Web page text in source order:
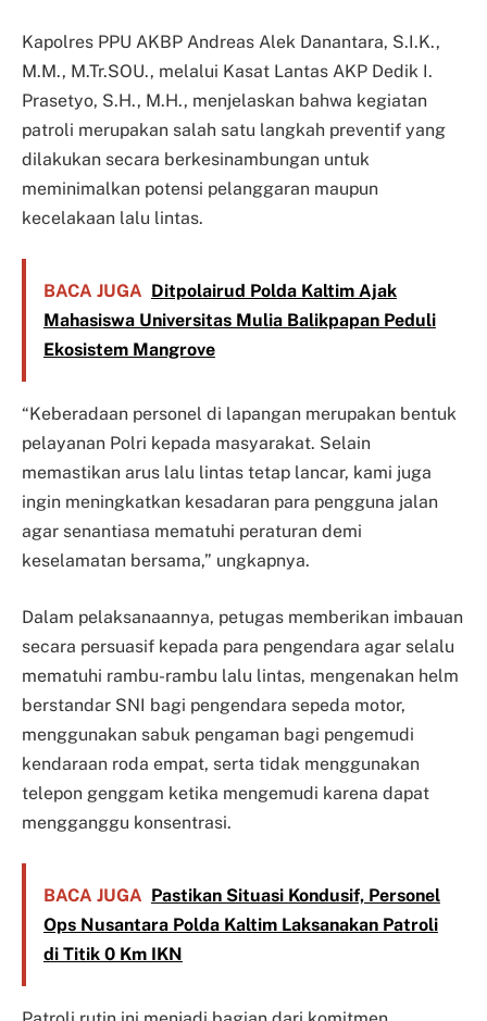
Kapolres PPU AKBP Andreas Alek Danantara, S.I.K.,
M.M., M.Tr.SOU., melalui Kasat Lantas AKP Dedik I.
Prasetyo, S.H., M.H., menjelaskan bahwa kegiatan
patroli merupakan salah satu langkah preventif yang
dilakukan secara berkesinambungan untuk
meminimalkan potensi pelanggaran maupun
kecelakaan lalu lintas.
BACA JUGA Ditpolairud Polda Kaltim Ajak
Mahasiswa Universitas Mulia Balikpapan Peduli
Ekosistem Mangrove
“Keberadaan personel di lapangan merupakan bentuk
pelayanan Polri kepada masyarakat. Selain
memastikan arus lalu lintas tetap lancar, kami juga
ingin meningkatkan kesadaran para pengguna jalan
agar senantiasa mematuhi peraturan demi
keselamatan bersama,” ungkapnya.
Dalam pelaksanaannya, petugas memberikan imbauan
secara persuasif kepada para pengendara agar selalu
mematuhi rambu-rambu lalu lintas, mengenakan helm
berstandar SNI bagi pengendara sepeda motor,
menggunakan sabuk pengaman bagi pengemudi
kendaraan roda empat, serta tidak menggunakan
telepon genggam ketika mengemudi karena dapat
mengganggu konsentrasi.
BACA JUGA Pastikan Situasi Kondusif, Personel
Ops Nusantara Polda Kaltim Laksanakan Patroli
di Titik 0 Km IKN